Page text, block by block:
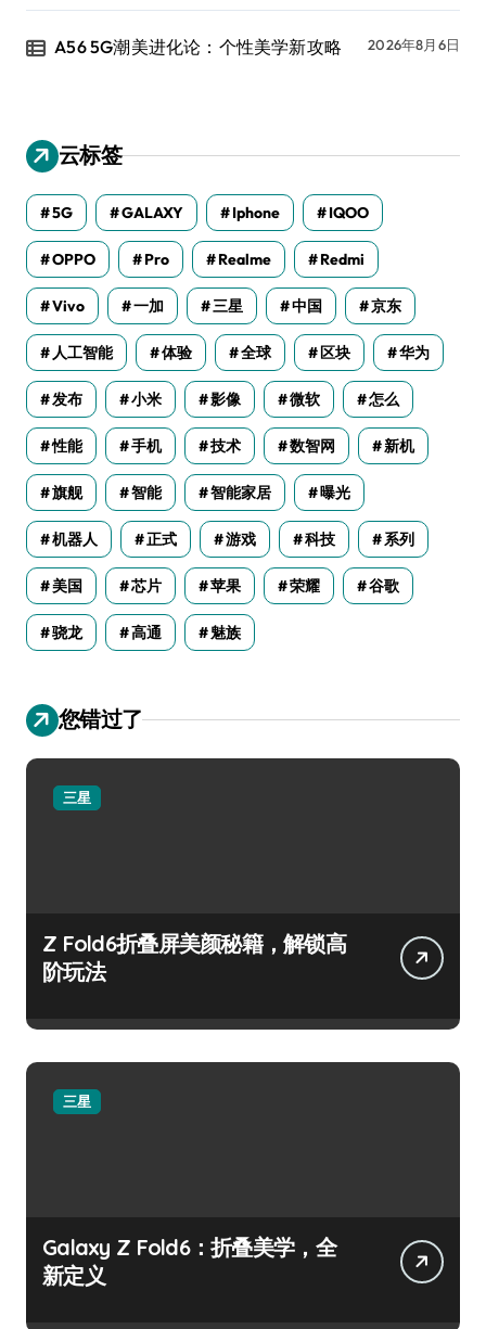
A56 5G潮美进化论：个性美学新攻略 2026年8月6日
云标签
5G GALAXY Iphone IQOO
OPPO Pro Realme Redmi
Vivo 一加 三星 中国 京东
人工智能 体验 全球 区块 华为
发布 小米 影像 微软 怎么
性能 手机 技术 数智网 新机
旗舰 智能 智能家居 曝光
机器人 正式 游戏 科技 系列
美国 芯片 苹果 荣耀 谷歌
骁龙 高通 魅族
您错过了
三星
Z Fold6折叠屏美颜秘籍，解锁高
阶玩法
三星
Galaxy Z Fold6：折叠美学，全
新定义